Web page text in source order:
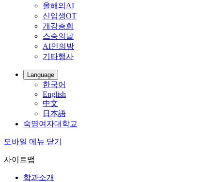
올해의AI
신입생OT
개강총회
스승의날
AI인의밤
기타행사
Language
한국어
English
中文
日本語
숙명여자대학교
모바일 메뉴 닫기
사이트맵
학과소개